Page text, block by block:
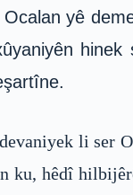
yê
hinek
li ser
ku, hêdî